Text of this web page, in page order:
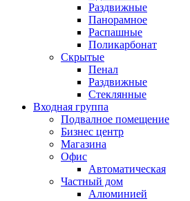
Раздвижные
Панорамное
Распашные
Поликарбонат
Скрытые
Пенал
Раздвижные
Стеклянные
Входная группа
Подвалное помещение
Бизнес центр
Магазина
Офис
Автоматическая
Частный дом
Алюминией